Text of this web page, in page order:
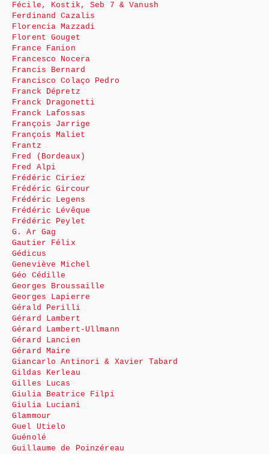
Fécile, Kostik, Seb 7 & Vanush
Ferdinand Cazalis
Florencia Mazzadi
Florent Gouget
France Fanion
Francesco Nocera
Francis Bernard
Francisco Colaço Pedro
Franck Dépretz
Franck Dragonetti
Franck Lafossas
François Jarrige
François Maliet
Frantz
Fred (Bordeaux)
Fred Alpi
Frédéric Ciriez
Frédéric Gircour
Frédéric Legens
Frédéric Lévêque
Frédéric Peylet
G. Ar Gag
Gautier Félix
Gédicus
Geneviève Michel
Géo Cédille
Georges Broussaille
Georges Lapierre
Gérald Perilli
Gérard Lambert
Gérard Lambert-Ullmann
Gérard Lancien
Gérard Maire
Giancarlo Antinori & Xavier Tabard
Gildas Kerleau
Gilles Lucas
Giulia Beatrice Filpi
Giulia Luciani
Glammour
Guel Utielo
Guénolé
Guillaume de Poinzéreau